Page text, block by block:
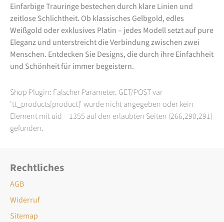
Einfarbige Trauringe bestechen durch klare Linien und
zeitlose Schlichtheit. Ob klassisches Gelbgold, edles
Weißgold oder exklusives Platin – jedes Modell setzt auf pure
Eleganz und unterstreicht die Verbindung zwischen zwei
Menschen. Entdecken Sie Designs, die durch ihre Einfachheit
und Schönheit für immer begeistern.
Shop Plugin: Falscher Parameter. GET/POST var
'tt_products[product]' wurde nicht angegeben oder kein
Element mit uid = 1355 auf den erlaubten Seiten (266,290,291)
gefunden.
Rechtliches
AGB
Widerruf
Sitemap